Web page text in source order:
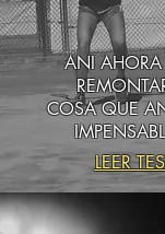
ANI AHORA
COSA QUE
LEER